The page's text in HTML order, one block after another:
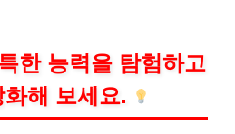
한 능력을 탐험하고
해 보세요.